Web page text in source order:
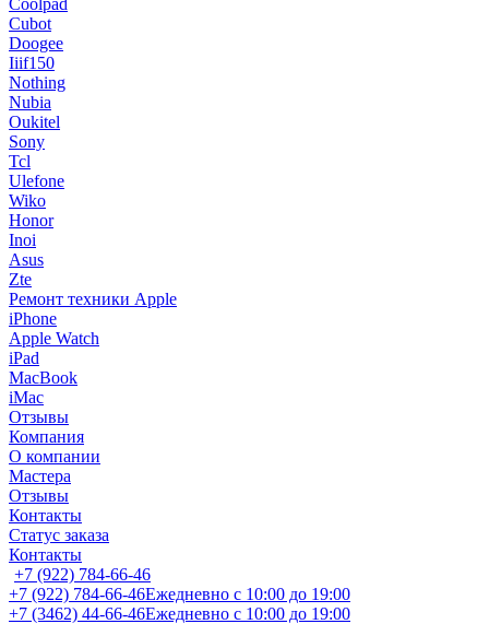
Cubot
Doogee
Iiif150
Nothing
Nubia
Oukitel
Sony
Tcl
Ulefone
Wiko
Honor
Inoi
Asus
Zte
Ремонт техники Apple
iPhone
Apple Watch
iPad
MacBook
iMac
Отзывы
Компания
О компании
Мастера
Отзывы
Контакты
Статус заказа
Контакты
+7 (922) 784-66-46
+7 (922) 784-66-46Ежедневно с 10:00 до 19:00
+7 (3462) 44-66-46Ежедневно с 10:00 до 19:00